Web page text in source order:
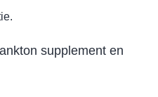
supplement en